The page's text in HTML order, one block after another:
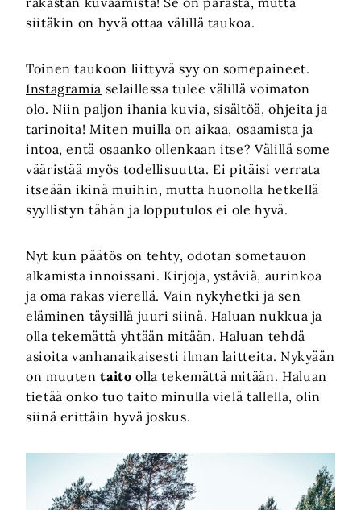
siitäkin on hyvä ottaa välillä taukoa.
Toinen taukoon liittyvä syy on somepaineet.
Instagramia selaillessa tulee välillä voimaton
olo. Niin paljon ihania kuvia, sisältöä, ohjeita ja
tarinoita! Miten muilla on aikaa, osaamista ja
intoa, entä osaanko ollenkaan itse? Välillä some
vääristää myös todellisuutta. Ei pitäisi verrata
itseään ikinä muihin, mutta huonolla hetkellä
syyllistyn tähän ja lopputulos ei ole hyvä.
Nyt kun päätös on tehty, odotan sometauon
alkamista innoissani. Kirjoja, ystäviä, aurinkoa
ja oma rakas vierellä. Vain nykyhetki ja sen
eläminen täysillä juuri siinä. Haluan nukkua ja
olla tekemättä yhtään mitään. Haluan tehdä
asioita vanhanaikaisesti ilman laitteita. Nykyään
on muutentaito olla tekemättä mitään. Haluan
tietää onko tuo taito minulla vielä tallella, olin
siinä erittäin hyvä joskus.